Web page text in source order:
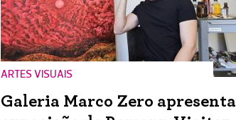
ARTES VISUAIS
Galeria Marco Zero apresenta